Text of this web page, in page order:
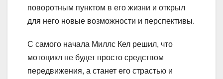
поворотным пунктом в его жизни и открыл
для него новые возможности и перспективы.
С самого начала Миллс Кел решил, что
мотоцикл не будет просто средством
передвижения, а станет его страстью и